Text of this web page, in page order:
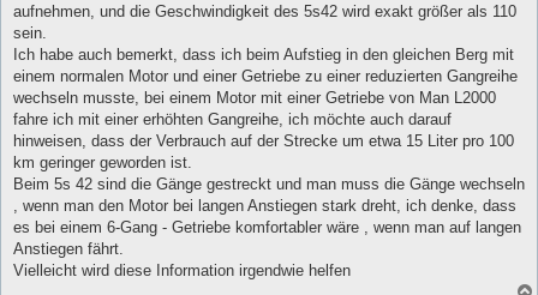
aufnehmen, und die Geschwindigkeit des 5s42 wird exakt größer als 110
sein.
Ich habe auch bemerkt, dass ich beim Aufstieg in den gleichen Berg mit
einem normalen Motor und einer Getriebe zu einer reduzierten Gangreihe
wechseln musste, bei einem Motor mit einer Getriebe von Man L2000
fahre ich mit einer erhöhten Gangreihe, ich möchte auch darauf
hinweisen, dass der Verbrauch auf der Strecke um etwa 15 Liter pro 100
km geringer geworden ist.
Beim 5s 42 sind die Gänge gestreckt und man muss die Gänge wechseln
, wenn man den Motor bei langen Anstiegen stark dreht, ich denke, dass
es bei einem 6-Gang - Getriebe komfortabler wäre , wenn man auf langen
Anstiegen fährt.
Vielleicht wird diese Information irgendwie helfen